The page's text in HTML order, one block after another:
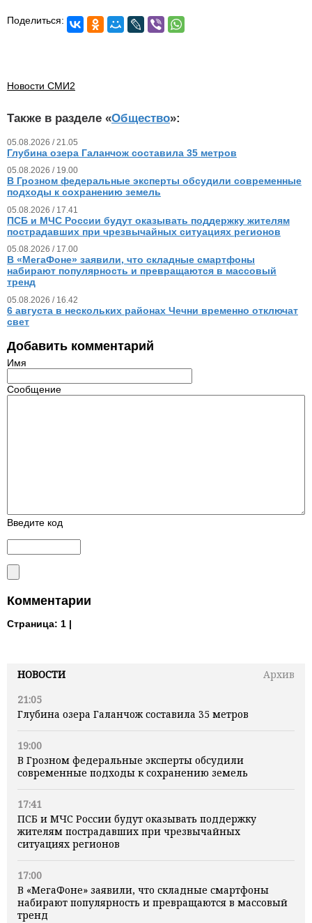
НОВОСТИ
Архив
21:05
Глубина озера Галанчож составила 35 метров
19:00
В Грозном федеральные эксперты обсудили
современные подходы к сохранению земель
17:41
ПСБ и МЧС России будут оказывать поддержку
жителям пострадавших при чрезвычайных
ситуациях регионов
17:00
В «МегаФоне» заявили, что складные смартфоны
набирают популярность и превращаются в массовый
тренд
Поделиться:
Новости СМИ2
Также в разделе «Общество»:
05.08.2026 / 21.05
Глубина озера Галанчож составила 35 метров
05.08.2026 / 19.00
В Грозном федеральные эксперты обсудили современные
подходы к сохранению земель
05.08.2026 / 17.41
ПСБ и МЧС России будут оказывать поддержку жителям
пострадавших при чрезвычайных ситуациях регионов
05.08.2026 / 17.00
В «МегаФоне» заявили, что складные смартфоны
набирают популярность и превращаются в массовый
тренд
05.08.2026 / 16.42
6 августа в нескольких районах Чечни временно отключат
свет
Добавить комментарий
Имя
Сообщение
Введите код
Комментарии
Страница: 1 |